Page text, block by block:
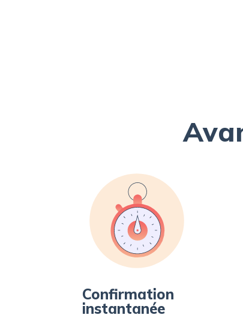
Confirmation
instantanée